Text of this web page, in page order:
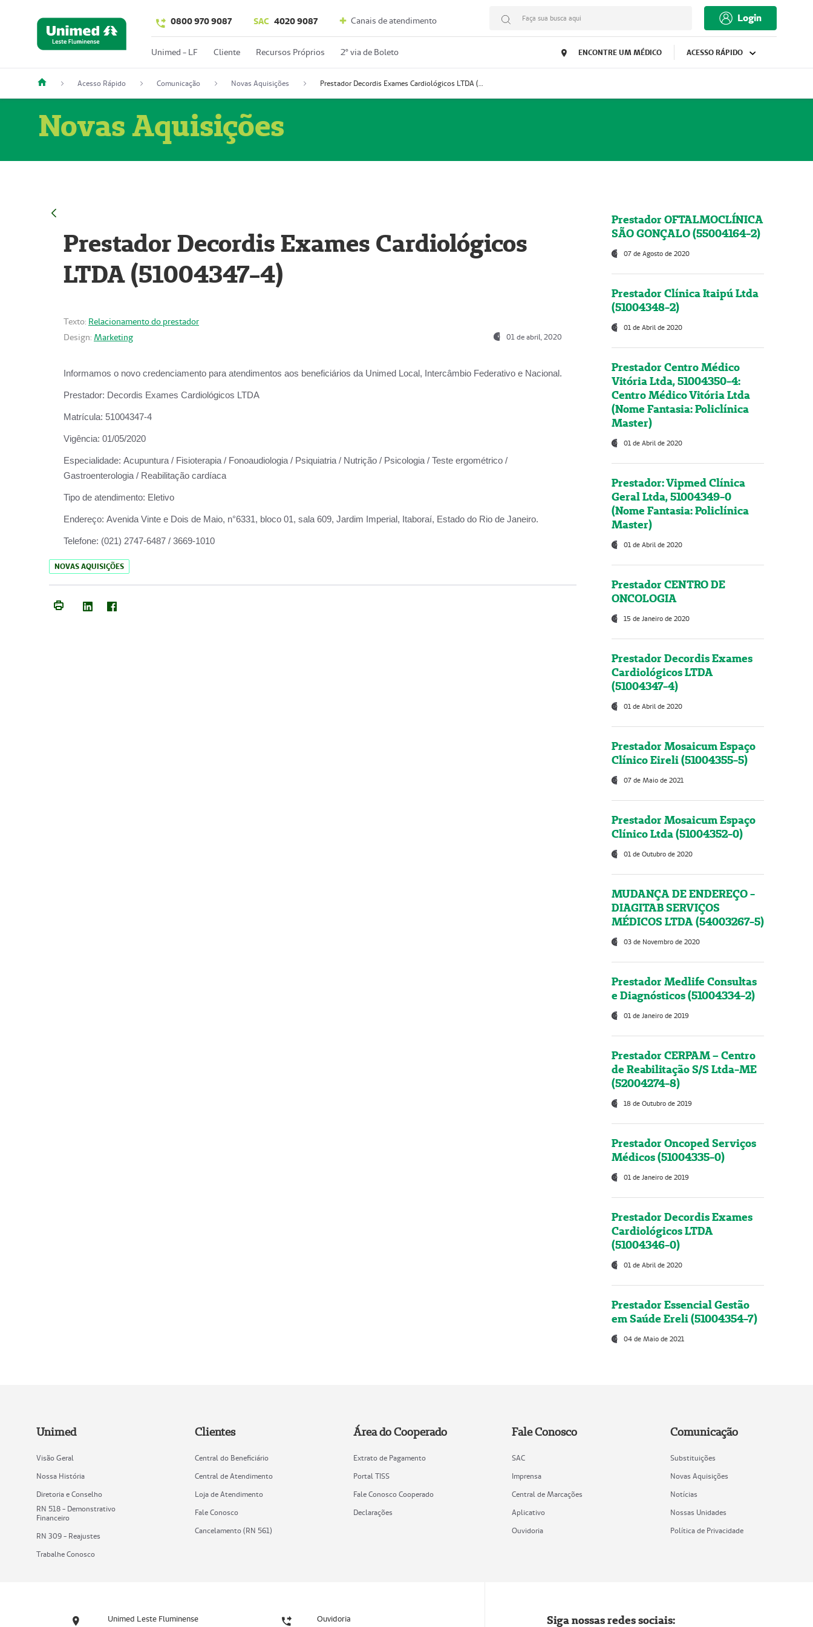
0800 970 9087 SAC 4020 9087 Canais de atendimento Faça sua busca aqui Login
Unimed - LF Cliente Recursos Próprios 2º via de Boleto ENCONTRE UM MÉDICO ACESSO RÁPIDO
Acesso Rápido Comunicação Novas Aquisições Prestador Decordis Exames Cardiológicos LTDA (51004347-4)
Novas Aquisições
Prestador Decordis Exames Cardiológicos
LTDA (51004347-4)
Texto: Relacionamento do prestador
Design: Marketing 01 de abril, 2020
Informamos o novo credenciamento para atendimentos aos beneficiários da Unimed Local, Intercâmbio Federativo e Nacional.
Prestador: Decordis Exames Cardiológicos LTDA
Matrícula: 51004347-4
Vigência: 01/05/2020
Especialidade: Acupuntura / Fisioterapia / Fonoaudiologia / Psiquiatria / Nutrição / Psicologia / Teste ergométrico /
Gastroenterologia / Reabilitação cardíaca
Tipo de atendimento: Eletivo
Endereço: Avenida Vinte e Dois de Maio, n°6331, bloco 01, sala 609, Jardim Imperial, Itaboraí, Estado do Rio de Janeiro.
Telefone: (021) 2747-6487 / 3669-1010
NOVAS AQUISIÇÕES
Prestador OFTALMOCLÍNICA
SÃO GONÇALO (55004164-2)
07 de Agosto de 2020
Prestador Clínica Itaipú Ltda
(51004348-2)
01 de Abril de 2020
Prestador Centro Médico
Vitória Ltda, 51004350-4:
Centro Médico Vitória Ltda
(Nome Fantasia: Policlínica
Master)
01 de Abril de 2020
Prestador: Vipmed Clínica
Geral Ltda, 51004349-0
(Nome Fantasia: Policlínica
Master)
01 de Abril de 2020
Prestador CENTRO DE
ONCOLOGIA
15 de Janeiro de 2020
Prestador Decordis Exames
Cardiológicos LTDA
(51004347-4)
01 de Abril de 2020
Prestador Mosaicum Espaço
Clínico Eireli (51004355-5)
07 de Maio de 2021
Prestador Mosaicum Espaço
Clínico Ltda (51004352-0)
01 de Outubro de 2020
MUDANÇA DE ENDEREÇO -
DIAGITAB SERVIÇOS
MÉDICOS LTDA (54003267-5)
03 de Novembro de 2020
Prestador Medlife Consultas
e Diagnósticos (51004334-2)
01 de Janeiro de 2019
Prestador CERPAM – Centro
de Reabilitação S/S Ltda-ME
(52004274-8)
18 de Outubro de 2019
Prestador Oncoped Serviços
Médicos (51004335-0)
01 de Janeiro de 2019
Prestador Decordis Exames
Cardiológicos LTDA
(51004346-0)
01 de Abril de 2020
Prestador Essencial Gestão
em Saúde Ereli (51004354-7)
04 de Maio de 2021
Unimed
Visão Geral
Nossa História
Diretoria e Conselho
RN 518 - Demonstrativo
Financeiro
RN 309 - Reajustes
Trabalhe Conosco
Clientes
Central do Beneficiário
Central de Atendimento
Loja de Atendimento
Fale Conosco
Cancelamento (RN 561)
Área do Cooperado
Extrato de Pagamento
Portal TISS
Fale Conosco Cooperado
Declarações
Fale Conosco
SAC
Imprensa
Central de Marcações
Aplicativo
Ouvidoria
Comunicação
Substituições
Novas Aquisições
Notícias
Nossas Unidades
Política de Privacidade
Unimed Leste Fluminense Ouvidoria Siga nossas redes sociais: